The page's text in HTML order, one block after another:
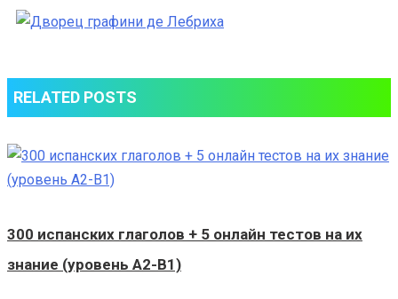
Лебриха
RELATED POSTS
300 испанских глаголов + 5 онлайн тестов на их
знание (уровень A2-B1)